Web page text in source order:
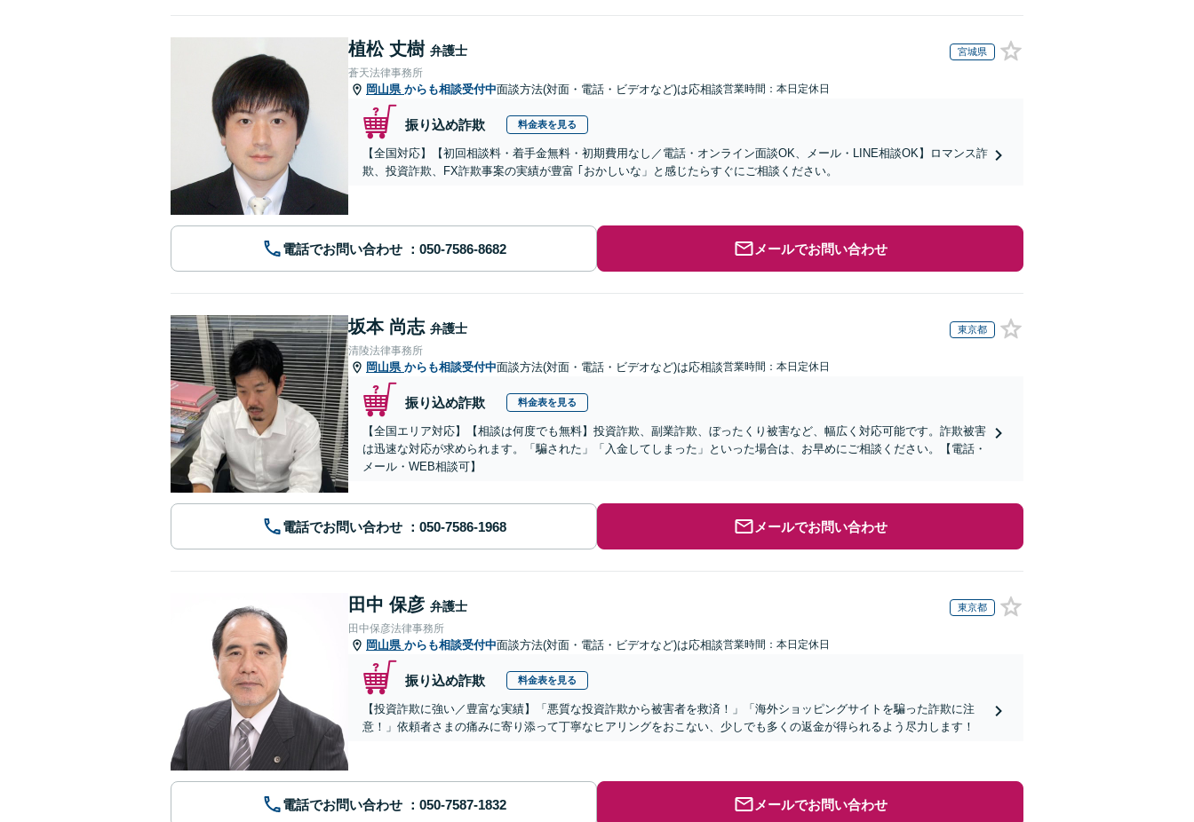
植松 丈樹 弁護士 宮城県
蒼天法律事務所
岡山県 からも相談受付中面談方法(対面・電話・ビデオなど)は応相談営業時間：本日定休日
振り込め詐欺 料金表を見る
【全国対応】【初回相談料・着手金無料・初期費用なし／電話・オンライン面談OK、メール・LINE相談OK】ロマンス詐
欺、投資詐欺、FX詐欺事案の実績が豊富 ｢おかしいな」と感じたらすぐにご相談ください。
電話でお問い合わせ メールでお問い合わせ
坂本 尚志 弁護士 東京都
清陵法律事務所
岡山県 からも相談受付中面談方法(対面・電話・ビデオなど)は応相談営業時間：本日定休日
振り込め詐欺 料金表を見る
【全国エリア対応】【相談は何度でも無料】投資詐欺、副業詐欺、ぼったくり被害など、幅広く対応可能です。詐欺被害
は迅速な対応が求められます。「騙された」「入金してしまった」といった場合は、お早めにご相談ください。【電話・
メール・WEB相談可】
電話でお問い合わせ メールでお問い合わせ
田中 保彦 弁護士 東京都
田中保彦法律事務所
岡山県 からも相談受付中面談方法(対面・電話・ビデオなど)は応相談営業時間：本日定休日
振り込め詐欺 料金表を見る
【投資詐欺に強い／豊富な実績】「悪質な投資詐欺から被害者を救済！」「海外ショッピングサイトを騙った詐欺に注
意！」依頼者さまの痛みに寄り添って丁寧なヒアリングをおこない、少しでも多くの返金が得られるよう尽力します！
電話でお問い合わせ メールでお問い合わせ